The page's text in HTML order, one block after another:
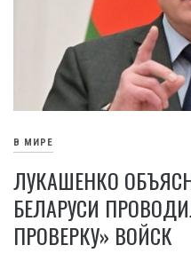
В МИРЕ
ЛУКАШЕНКО
БЕЛАРУСИ
ПРОВЕРКУ» ВОЙСК